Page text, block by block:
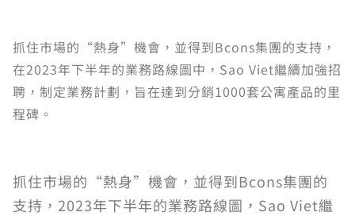
抓住市場的“熱身”機會，並得到Bcons集團的支持，
在2023年下半年的業務路線圖中，Sao Viet繼續加強招
聘，制定業務計劃，旨在達到分銷1000套公寓產品的里
程碑。
抓住市場的“熱身”機會，並得到Bcons集團的
支持，2023年下半年的業務路線圖，Sao Viet繼